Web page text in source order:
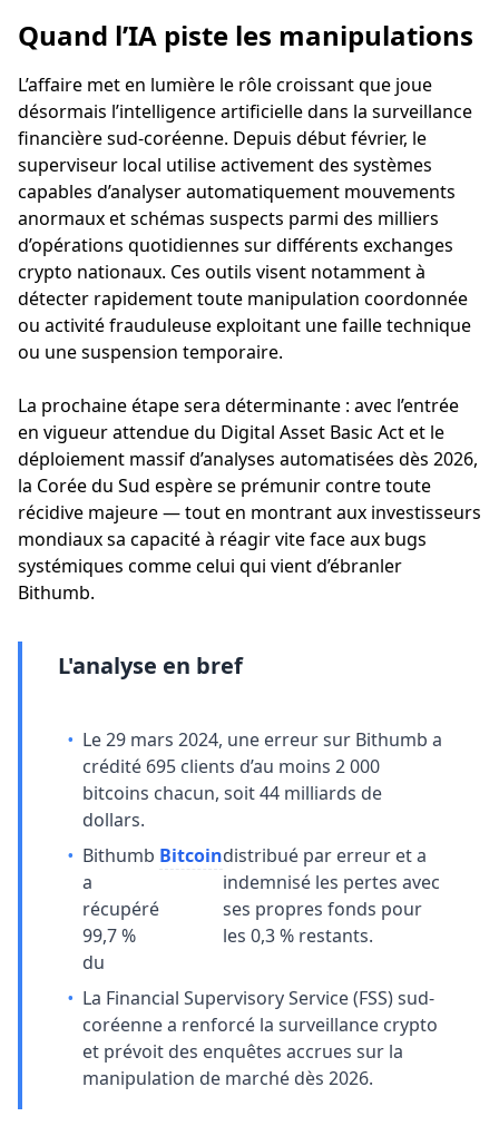
Quand l’IA piste les manipulations
L’affaire met en lumière le rôle croissant que joue
désormais l’intelligence artificielle dans la surveillance
financière sud-coréenne. Depuis début février, le
superviseur local utilise activement des systèmes
capables d’analyser automatiquement mouvements
anormaux et schémas suspects parmi des milliers
d’opérations quotidiennes sur différents exchanges
crypto nationaux. Ces outils visent notamment à
détecter rapidement toute manipulation coordonnée
ou activité frauduleuse exploitant une faille technique
ou une suspension temporaire.
La prochaine étape sera déterminante : avec l’entrée
en vigueur attendue du Digital Asset Basic Act et le
déploiement massif d’analyses automatisées dès 2026,
la Corée du Sud espère se prémunir contre toute
récidive majeure — tout en montrant aux investisseurs
mondiaux sa capacité à réagir vite face aux bugs
systémiques comme celui qui vient d’ébranler
Bithumb.
L'analyse en bref
• Le 29 mars 2024, une erreur sur Bithumb a
crédité 695 clients d’au moins 2 000
bitcoins chacun, soit 44 milliards de
dollars.
• Bithumb
a
récupéré
99,7 %
du
Bitcoindistribué par erreur et a
indemnisé les pertes avec
ses propres fonds pour
les 0,3 % restants.
• La Financial Supervisory Service (FSS) sud-
coréenne a renforcé la surveillance crypto
et prévoit des enquêtes accrues sur la
manipulation de marché dès 2026.